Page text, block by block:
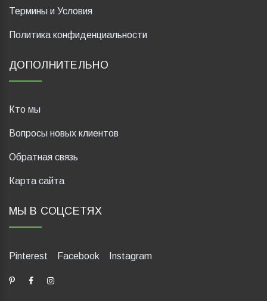
Термины и Условия
Политика конфиденциальности
ДОПОЛНИТЕЛЬНО
Кто мы
Вопросы новых клиентов
Обратная связь
Карта сайта
МЫ В СОЦСЕТЯХ
Pinterest Facebook Instagram